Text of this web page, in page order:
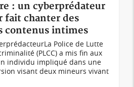
: un cyberprédateur
fait chanter des
contenus intimes
Police de Lutte
(PLCC) a mis fin aux
individu impliqué dans une
visant deux mineurs vivant